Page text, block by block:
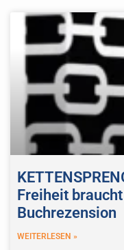
Freiheit
Buchrezension
WEITERLESEN »